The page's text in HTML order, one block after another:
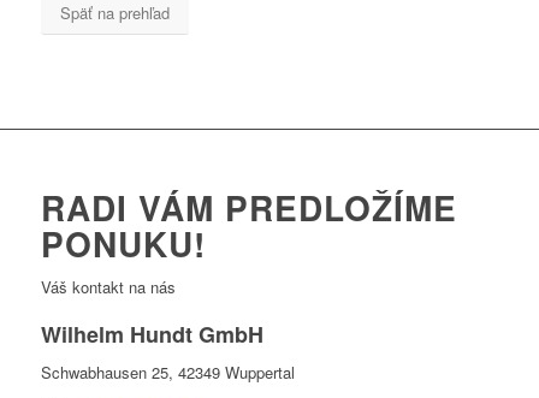
Späť na prehľad
RADI VÁM PREDLOŽÍME
PONUKU!
Váš kontakt na nás
Wilhelm Hundt GmbH
Schwabhausen 25, 42349 Wuppertal